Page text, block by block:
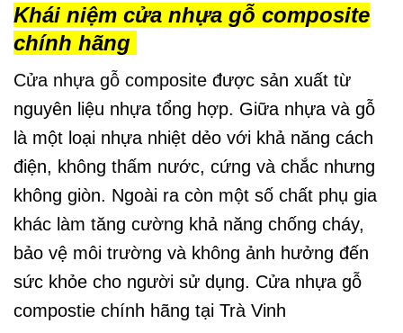
Khái niệm cửa nhựa gỗ composite
chính hãng
Cửa nhựa gỗ composite được sản xuất từ
nguyên liệu nhựa tổng hợp. Giữa nhựa và gỗ
là một loại nhựa nhiệt dẻo với khả năng cách
điện, không thấm nước, cứng và chắc nhưng
không giòn. Ngoài ra còn một số chất phụ gia
khác làm tăng cường khả năng chống cháy,
bảo vệ môi trường và không ảnh hưởng đến
sức khỏe cho người sử dụng. Cửa nhựa gỗ
compostie chính hãng tại Trà Vinh